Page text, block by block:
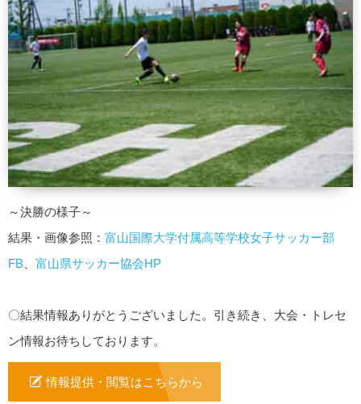
～決勝の様子～
結果・画像参照： 富山国際大学付属高等学校女子サッカー部
FB
富山県サッカー協会HP
〇結果情報ありがとうございました。引き続き、大会・トレセ
ン情報お待ちしております。
情報提供・閲覧はこちらから